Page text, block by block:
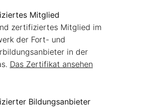
Mitglied
zertifiziertes Mitglied im
der Fort- und
in der
Das Zertifikat ansehen
Bildungsanbieter